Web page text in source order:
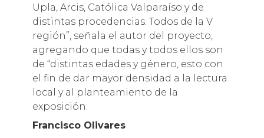
Upla, Arcis, Católica Valparaíso y de
distintas procedencias. Todos de la V
región”, señala el autor del proyecto,
agregando que todas y todos ellos son
de “distintas edades y género, esto con
el fin de dar mayor densidad a la lectura
local y al planteamiento de la
exposición.
Francisco Olivares